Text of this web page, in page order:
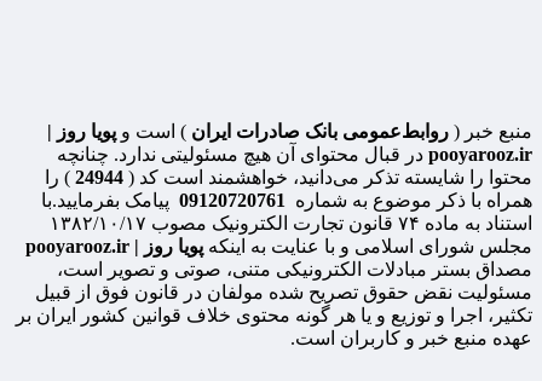
منبع خبر ( روابط‌عمومی بانک صادرات ایران ) است و پویا روز |
pooyarooz.ir در قبال محتوای آن هیچ مسئولیتی ندارد. چنانچه
محتوا را شایسته تذکر می‌دانید، خواهشمند است کد (
) را
همراه با ذکر موضوع به شماره
پیامک بفرمایید.با
استناد به ماده ۷۴ قانون تجارت الکترونیک مصوب ۱۳۸۲/۱۰/۱۷
مجلس شورای اسلامی و با عنایت به اینکه پویا روز | pooyarooz.ir
مصداق بستر مبادلات الکترونیکی متنی، صوتی و تصویر است،
مسئولیت نقض حقوق تصریح شده مولفان در قانون فوق از قبیل
تکثیر، اجرا و توزیع و یا هر گونه محتوی خلاف قوانین کشور ایران بر
عهده منبع خبر و کاربران است.